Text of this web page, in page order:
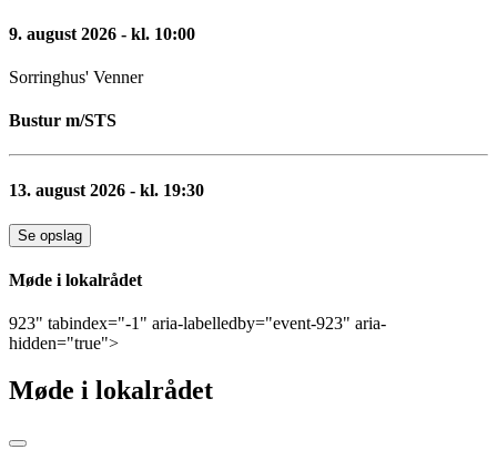
9. august 2026 - kl. 10:00
Sorringhus' Venner
Bustur m/STS
13. august 2026 - kl. 19:30
Se opslag
Møde i lokalrådet
923" tabindex="-1" aria-labelledby="event-923" aria-
hidden="true">
Møde i lokalrådet